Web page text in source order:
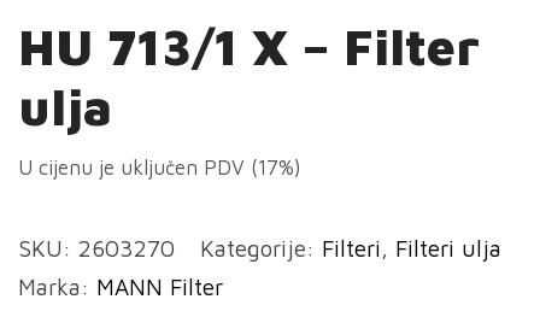
HU 713/1 X – Filter
ulja
U cijenu je uključen PDV (17%)
SKU: 2603270 Kategorije: Filteri, Filteri ulja
Marka: MANN Filter